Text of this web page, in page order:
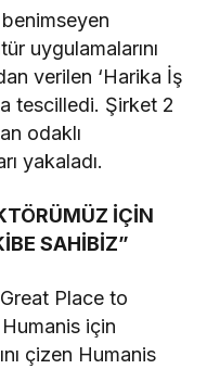
uygulamalarını
verilen ‘Harika İş
tescilledi. Şirket 2
odaklı
yakaladı.
İÇİN
SAHİBİZ”
Place to
için
çizen Humanis